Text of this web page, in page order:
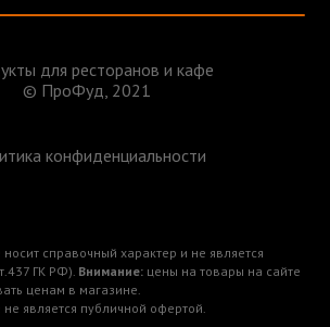
для ресторанов и кафе
© ПроФуд, 2021
конфиденциальности
справочный характер и не является
ГК РФ). Внимание: цены на товары на сайте
ценам в магазине.
является публичной офертой.